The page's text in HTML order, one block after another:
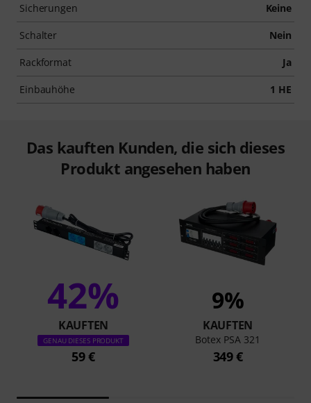
Sicherungen Keine
Schalter Nein
Rackformat Ja
Einbauhöhe 1 HE
Das kauften Kunden, die sich dieses
Produkt angesehen haben
42%
KAUFTEN
GENAU DIESES PRODUKT
59 €
9%
KAUFTEN
Botex PSA 321
349 €